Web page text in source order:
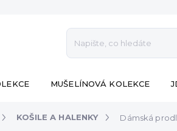
MUŠELÍNOVÁ KOLEKCE
KOŠILE A HALENKY Dámská